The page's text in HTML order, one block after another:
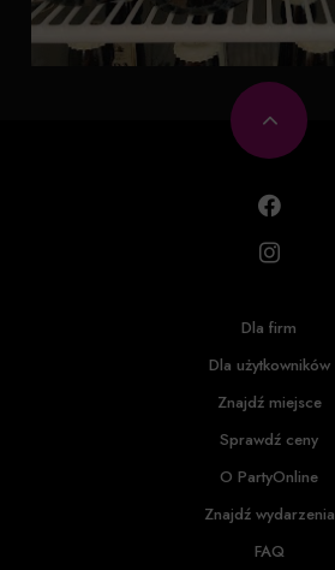
Dla firm
Dla użytkowników
Znajdź miejsce
Sprawdź ceny
O PartyOnline
Znajdź wydarzenia
FAQ